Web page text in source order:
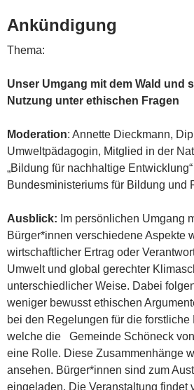
Ankündigung
Thema:
Unser Umgang mit dem Wald und
Nutzung unter ethischen Fragen
Moderation: Annette Dieckmann,
Umweltpädagogin, Mitglied in der
„Bildung für nachhaltige
Bundesministeriums für Bildung und
Ausblick: Im persönlichen Umgang
Bürger*innen verschiedene Aspekte
wirtschaftlicher Ertrag oder
Umwelt und global gerechter
unterschiedlicher Weise. Dabei
weniger bewusst ethischen
bei den Regelungen für die forstliche
welche die Gemeinde Schöneck
eine Rolle. Diese Zusammenhänge
ansehen. Bürger*innen sind zum
eingeladen. Die Veranstaltung findet